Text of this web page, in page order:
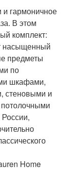
гармоничное
В этом
комплект:
насыщенный
предметы
по
шкафами,
стеновыми и
Home